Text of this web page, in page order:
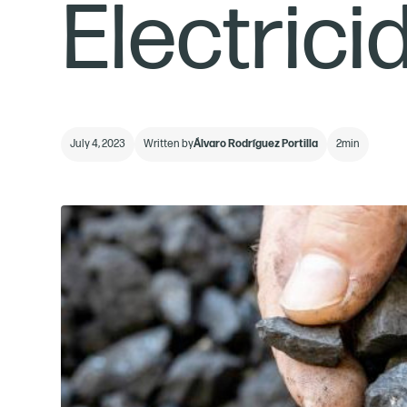
July 4, 2023 Written byÁlvaro Rodríguez Portilla 2min